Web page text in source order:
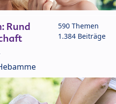
Rund
590 Themen
1.384 Beiträge